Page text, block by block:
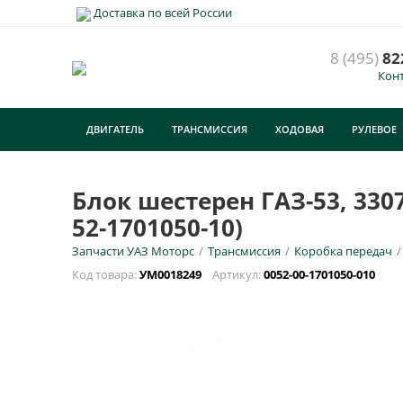
Доставка по всей России
8 (495)
ДВИГАТЕЛЬ ТРАНСМИССИЯ ХОДОВАЯ РУЛЕВОЕ
Блок шестерен ГАЗ-53,
52-1701050-10)
Запчасти УАЗ Моторс / Трансмиссия / Коробка передач /
Код товара:УМ0018249 Артикул:0052-00-1701050-010